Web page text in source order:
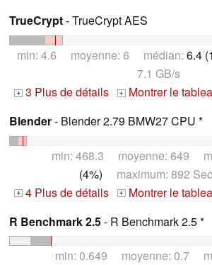
TrueCrypt- TrueCrypt AES
min: 4.6 moyenne: 6 médian: 6.4
7.1 GB/s
+ 3 Plus de détails + Montrer le
Blender- Blender 2.79 BMW27 CPU *
min: 468.3 moyenne: 649
(4%) maximum: 892
+ 4 Plus de détails + Montrer le
R Benchmark 2.5- R Benchmark 2.5 *
min: 0.649 moyenne: 0.7